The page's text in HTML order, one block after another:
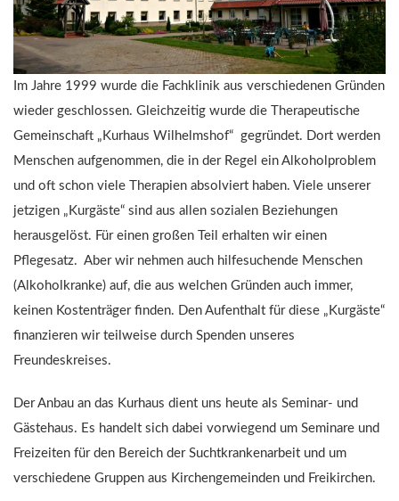
Im Jahre 1999 wurde die Fachklinik aus verschiedenen Gründen
wieder geschlossen. Gleichzeitig wurde die Therapeutische
Gemeinschaft „Kurhaus Wilhelmshof“ gegründet. Dort werden
Menschen aufgenommen, die in der Regel ein Alkoholproblem
und oft schon viele Therapien absolviert haben. Viele unserer
jetzigen „Kurgäste“ sind aus allen sozialen Beziehungen
herausgelöst. Für einen großen Teil erhalten wir einen
Pflegesatz. Aber wir nehmen auch hilfesuchende Menschen
(Alkoholkranke) auf, die aus welchen Gründen auch immer,
keinen Kostenträger finden. Den Aufenthalt für diese „Kurgäste“
finanzieren wir teilweise durch Spenden unseres
Freundeskreises.
Der Anbau an das Kurhaus dient uns heute als Seminar- und
Gästehaus. Es handelt sich dabei vorwiegend um Seminare und
Freizeiten für den Bereich der Suchtkrankenarbeit und um
verschiedene Gruppen aus Kirchengemeinden und Freikirchen.